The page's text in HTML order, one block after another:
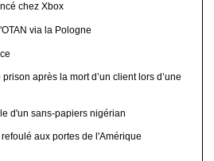
chez Xbox
via la Pologne
après la mort d’un client lors d’une
d'un sans-papiers nigérian
aux portes de l'Amérique